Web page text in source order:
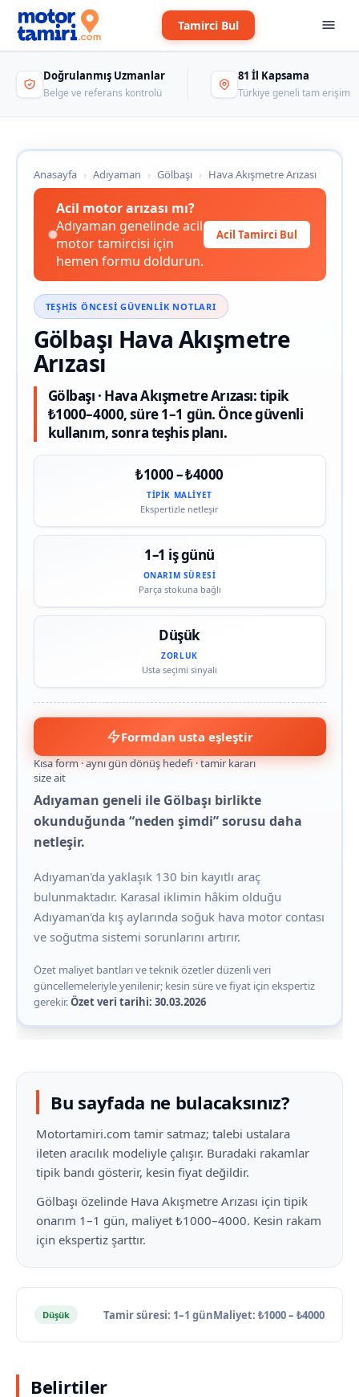
Tamirci Bul
Doğrulanmış Uzmanlar
Belge ve referans kontrolü
81 İl Kapsama
Türkiye geneli tam erişim
Anasayfa › Adıyaman › Gölbaşı › Hava Akışmetre Arızası
Acil motor arızası mı?
Adıyaman genelinde acil
motor tamircisi için
hemen formu doldurun.
Acil Tamirci Bul
TEŞHIS ÖNCESI GÜVENLIK NOTLARI
Gölbaşı Hava Akışmetre
Arızası
Gölbaşı · Hava Akışmetre Arızası: tipik
₺1000–4000, süre 1–1 gün. Önce güvenli
kullanım, sonra teşhis planı.
₺1000 – ₺4000
TIPIK MALIYET
Ekspertizle netleşir
1–1 iş günü
ONARIM SÜRESI
Parça stokuna bağlı
Düşük
ZORLUK
Usta seçimi sinyali
Formdan usta eşleştir
Kısa form · aynı gün dönüş hedefi · tamir kararı
size ait
Adıyaman geneli ile Gölbaşı birlikte
okunduğunda “neden şimdi” sorusu daha
netleşir.
Adıyaman'da yaklaşık 130 bin kayıtlı araç
bulunmaktadır. Karasal iklimin hâkim olduğu
Adıyaman'da kış aylarında soğuk hava motor contası
ve soğutma sistemi sorunlarını artırır.
Özet maliyet bantları ve teknik özetler düzenli veri
güncellemeleriyle yenilenir; kesin süre ve fiyat için ekspertiz
gerekir.Özet veri tarihi: 30.03.2026
Bu sayfada ne bulacaksınız?
Motortamiri.com tamir satmaz; talebi ustalara
ileten aracılık modeliyle çalışır. Buradaki rakamlar
tipik bandı gösterir, kesin fiyat değildir.
Gölbaşı özelinde Hava Akışmetre Arızası için tipik
onarım 1–1 gün, maliyet ₺1000–4000. Kesin rakam
için ekspertiz şarttır.
Düşük Tamir süresi: 1–1 günMaliyet: ₺1000 – ₺4000
Belirtiler